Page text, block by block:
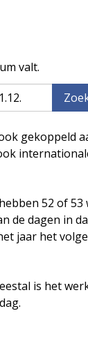
valt.
gekoppeld
52 of
de dagen in
jaar het
is het